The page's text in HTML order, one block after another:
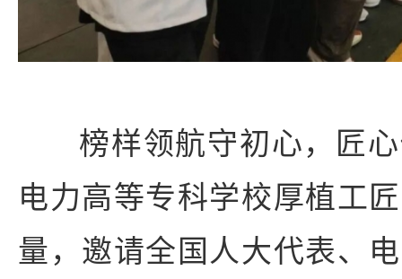
榜样领航守初心，匠
电力高等专科学校厚植工
量，邀请全国人大代表、